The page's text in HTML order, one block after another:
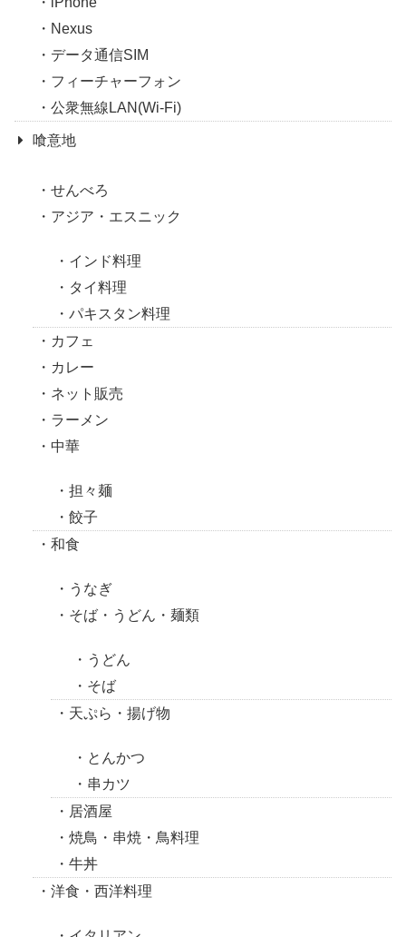
Nexus
データ通信SIM
フィーチャーフォン
公衆無線LAN(Wi-Fi)
喰意地
せんべろ
アジア・エスニック
インド料理
タイ料理
パキスタン料理
カフェ
カレー
ネット販売
ラーメン
中華
担々麺
餃子
和食
うなぎ
そば・うどん・麺類
うどん
そば
天ぷら・揚げ物
とんかつ
串カツ
居酒屋
焼鳥・串焼・鳥料理
牛丼
洋食・西洋料理